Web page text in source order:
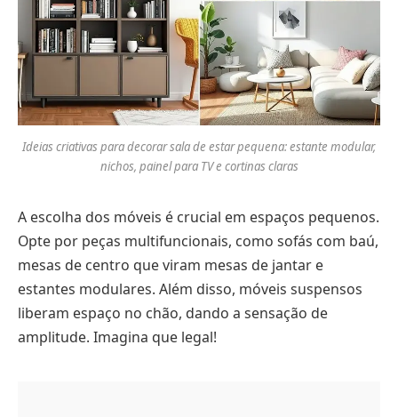
Ideias criativas para decorar sala de estar pequena: estante modular,
nichos, painel para TV e cortinas claras
A escolha dos móveis é crucial em espaços pequenos.
Opte por peças multifuncionais, como sofás com baú,
mesas de centro que viram mesas de jantar e
estantes modulares. Além disso, móveis suspensos
liberam espaço no chão, dando a sensação de
amplitude. Imagina que legal!